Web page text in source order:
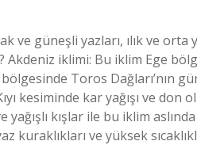
güneşli yazları, ılık ve orta
iklimi: Bu iklim Ege
Toros Dağları’nın
kesiminde kar yağışı ve don
kışlar ile bu iklim
ve yüksek